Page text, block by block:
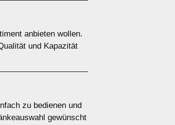
anbieten wollen.
und Kapazität
zu bedienen und
gewünscht